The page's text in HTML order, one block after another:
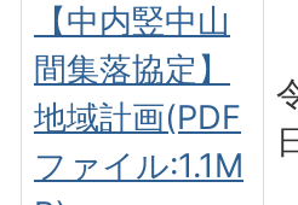
【中内竪中山
間集落協定】
地域計画(PDF
ファイル:1.1M